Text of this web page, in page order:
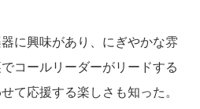
に興味があり、にぎやかな雰
コールリーダーがリードする
て応援する楽しさも知った。